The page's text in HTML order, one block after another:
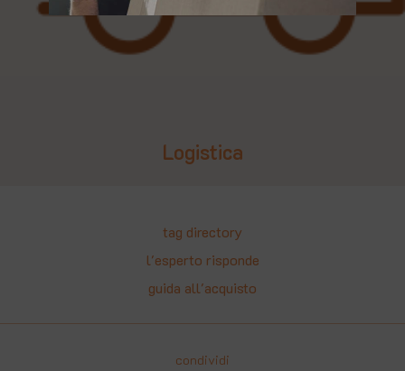
Logistica
tag directory
l'esperto risponde
guida all'acquisto
condividi